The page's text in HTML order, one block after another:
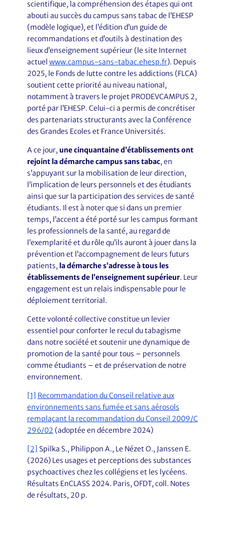
scientifique, la compréhension des étapes qui ont
abouti au succès du campus sans tabac de l’EHESP
(modèle logique), et l’édition d’un guide de
recommandations et d’outils à destination des
lieux d’enseignement supérieur (le site Internet
actuel www.campus-sans-tabac.ehesp.fr). Depuis
2025, le Fonds de lutte contre les addictions (FLCA)
soutient cette priorité au niveau national,
notamment à travers le projet PRODEVCAMPUS 2,
porté par l’EHESP. Celui-ci a permis de concrétiser
des partenariats structurants avec la Conférence
des Grandes Ecoles et France Universités.
A ce jour, une cinquantaine d’établissements ont
rejoint la démarche campus sans tabac, en
s’appuyant sur la mobilisation de leur direction,
l’implication de leurs personnels et des étudiants
ainsi que sur la participation des services de santé
étudiants. Il est à noter que si dans un premier
temps, l’accent a été porté sur les campus formant
les professionnels de la santé, au regard de
l’exemplarité et du rôle qu’ils auront à jouer dans la
prévention et l’accompagnement de leurs futurs
patients, la démarche s’adresse à tous les
établissements de l’enseignement supérieur. Leur
engagement est un relais indispensable pour le
déploiement territorial.
Cette volonté collective constitue un levier
essentiel pour conforter le recul du tabagisme
dans notre société et soutenir une dynamique de
promotion de la santé pour tous – personnels
comme étudiants – et de préservation de notre
environnement.
[1] Recommandation du Conseil relative aux
environnements sans fumée et sans aérosols
remplaçant la recommandation du Conseil 2009/C
296/02 (adoptée en décembre 2024)
[2] Spilka S., Philippon A., Le Nézet O., Janssen E.
(2026) Les usages et perceptions des substances
psychoactives chez les collégiens et les lycéens.
Résultats EnCLASS 2024. Paris, OFDT, coll. Notes
de résultats, 20 p.